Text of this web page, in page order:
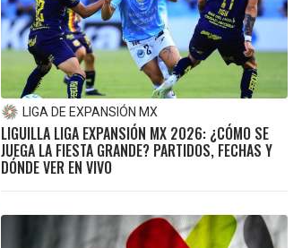
LIGA DE EXPANSIÓN MX
LIGUILLA LIGA EXPANSIÓN MX 2026: ¿CÓMO SE
JUEGA LA FIESTA GRANDE? PARTIDOS, FECHAS Y
DÓNDE VER EN VIVO